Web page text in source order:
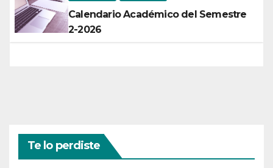
Calendario Académico del Semestre
2-2026
Te lo perdiste